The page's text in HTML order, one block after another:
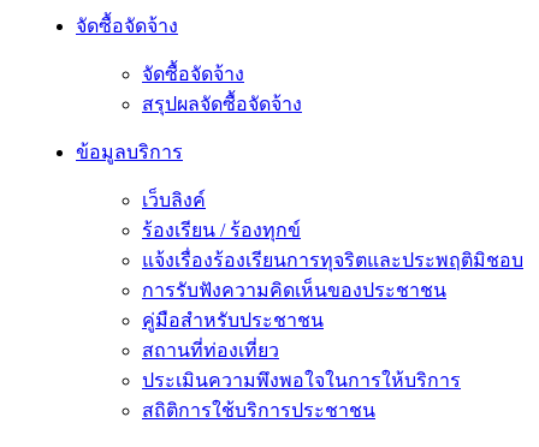
จัดซื้อจัดจ้าง
จัดซื้อจัดจ้าง
สรุปผลจัดซื้อจัดจ้าง
ข้อมูลบริการ
เว็บลิงค์
ร้องเรียน / ร้องทุกข์
แจ้งเรื่องร้องเรียนการทุจริตและประพฤติมิชอบ
การรับฟังความคิดเห็นของประชาชน
คู่มือสำหรับประชาชน
สถานที่ท่องเที่ยว
ประเมินความพึงพอใจในการให้บริการ
สถิติการใช้บริการประชาชน